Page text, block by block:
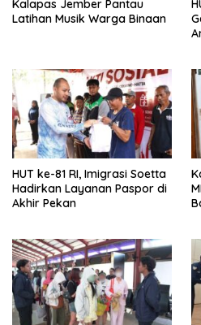
Kalapas Jember Pantau
Latihan Musik Warga Binaan
HUT ke-81 RI, Imigrasi Soetta
Hadirkan Layanan Paspor di
Akhir Pekan